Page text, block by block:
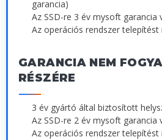
garancia)
Az SSD-re 3 év mysoft garancia
Az operációs rendszer telepítést
GARANCIA NEM
RÉSZÉRE
3 év gyártó által biztosított
Az SSD-re 2 év mysoft garancia
Az operációs rendszer telepítést